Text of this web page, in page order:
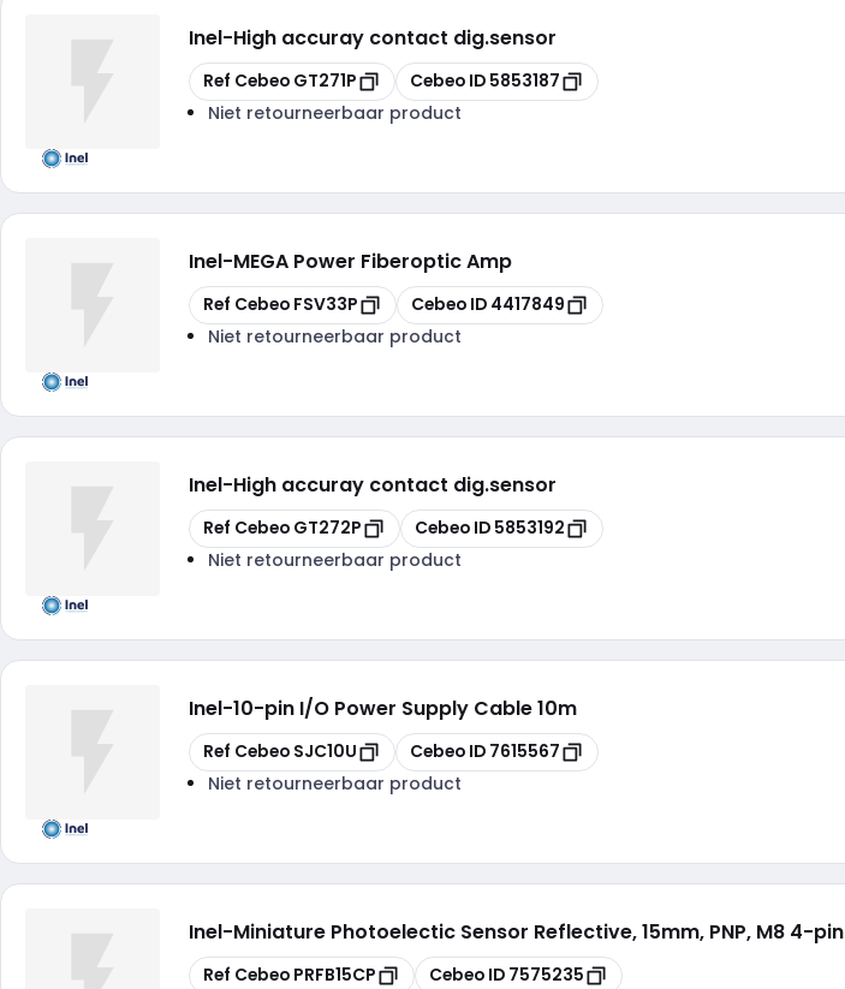
Inel-High accuray contact dig.sensor
Kopiëren
Ref Cebeo GT271P Kopiëren
Cebeo ID 5853187
Niet retourneerbaar product
Inel-MEGA Power Fiberoptic Amp
Kopiëren
Ref Cebeo FSV33P Kopiëren
Cebeo ID 4417849
Niet retourneerbaar product
Inel-High accuray contact dig.sensor
Kopiëren
Ref Cebeo GT272P Kopiëren
Cebeo ID 5853192
Niet retourneerbaar product
Inel-10-pin I/O Power Supply Cable 10m
Kopiëren
Ref Cebeo SJC10U Kopiëren
Cebeo ID 7615567
Niet retourneerbaar product
Inel-Miniature Photoelectic Sensor Reflective, 15mm, PNP, M8 4-pin
Kopiëren
Ref Cebeo PRFB15CP Kopiëren
Cebeo ID 7575235